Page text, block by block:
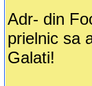
Adr- din
prielnic sa
Galati!